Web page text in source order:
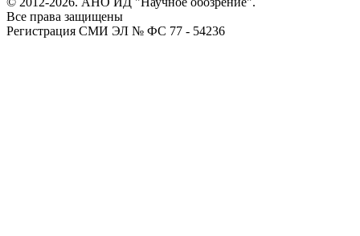
Все права защищены
Регистрация СМИ ЭЛ № ФС 77 - 54236